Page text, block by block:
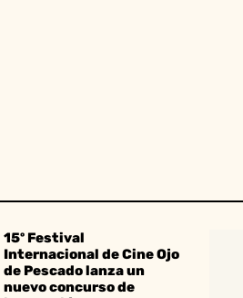
15º Festival
Internacional de Cine Ojo
de Pescado lanza un
nuevo concurso de